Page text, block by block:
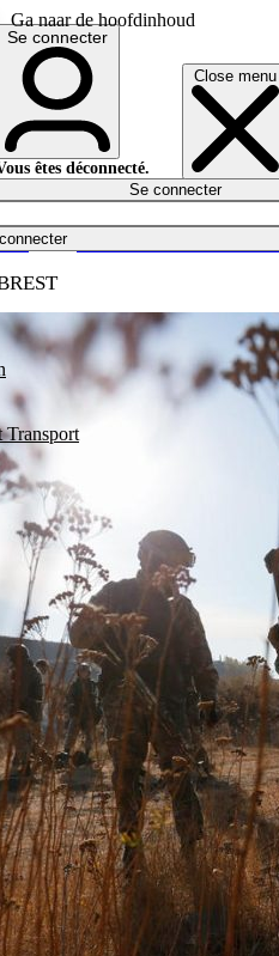
Ga naar de hoofdinhoud
Close menu
Transport
English
Deutsch
Español
Se connecter
êtes déconnecté.
Se connecter